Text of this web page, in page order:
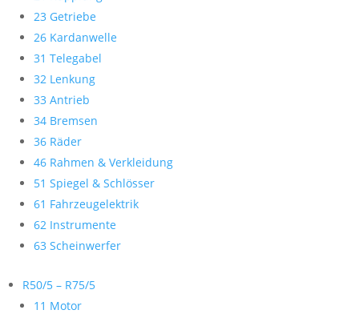
23 Getriebe
26 Kardanwelle
31 Telegabel
32 Lenkung
33 Antrieb
34 Bremsen
36 Räder
46 Rahmen & Verkleidung
51 Spiegel & Schlösser
61 Fahrzeugelektrik
62 Instrumente
63 Scheinwerfer
R50/5 – R75/5
11 Motor